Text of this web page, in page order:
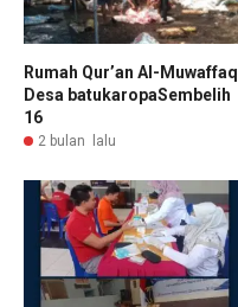
Rumah Qur’an Al-Muwaffaq
Desa batukaropaSembelih
16
2 bulan lalu